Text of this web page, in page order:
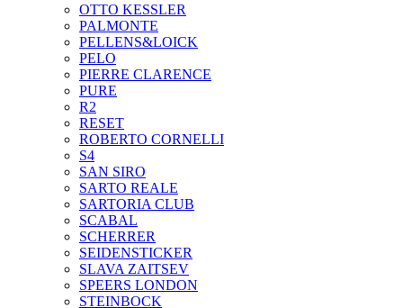
OTTO KESSLER
PALMONTE
PELLENS&LOICK
PELO
PIERRE CLARENCE
PURE
R2
RESET
ROBERTO CORNELLI
S4
SAN SIRO
SARTO REALE
SARTORIA CLUB
SCABAL
SCHERRER
SEIDENSTICKER
SLAVA ZAITSEV
SPEERS LONDON
STEINBOCK